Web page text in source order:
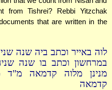
from Tishrei? Rebbi Yitzchak
that are written in the
לוה באייר וכתב ביה שנה
במרחשון וכתב בו שנה
מנינן מלוה קדמאה מ"ד
קדמאה